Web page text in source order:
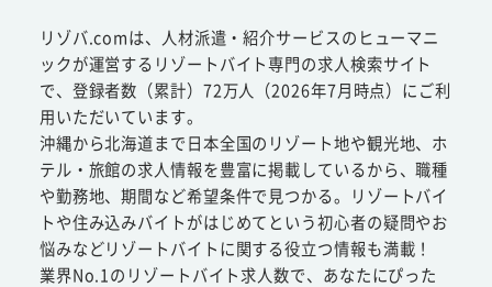
リゾバ.comは、人材派遣・紹介サービスのヒューマニ
ックが運営するリゾートバイト専門の求人検索サイト
で、登録者数（累計）72万人（2026年7月時点）にご利
用いただいています。
沖縄から北海道まで日本全国のリゾート地や観光地、ホ
テル・旅館の求人情報を豊富に掲載しているから、職種
や勤務地、期間など希望条件で見つかる。リゾートバイ
トや住み込みバイトがはじめてという初心者の疑問やお
悩みなどリゾートバイトに関する役立つ情報も満載！
業界No.1のリゾートバイト求人数で、あなたにぴった